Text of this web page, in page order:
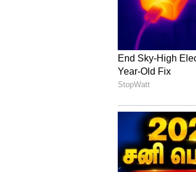
முதல்வர்
வருகிறார்.
பொங்கல்
அதிகாரப்பூர்வ
இதையும்
செய்ய ரொம்ப